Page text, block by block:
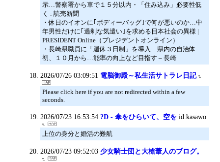
示…警察署から車で１５分以内・「住み込み」必要性低
く : 読売新聞
・休日のイオンに｢ボディーバッグ｣で何が悪いのか…中
年男性だけに｢過剰な気遣い｣を求める日本社会の異様 |
PRESIDENT Online（プレジデントオンライン）
・長崎県職員に「週休３日制」を導入 県内の自治体
初、１０月から…能率の向上など目指す – 長崎
2026/07/26 03:09:51 電脳御殿～私生活サトラレ日記
Please click here if you are not redirected within a few
seconds.
2026/07/23 16:53:54 ?D - 傘をひらいて、空を id:kasawo
上位の身分と婚活の難航
2026/07/23 09:52:03 少女騎士団と大槍葦人のブログ。